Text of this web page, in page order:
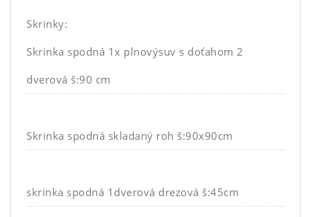
Skrinky:
Skrinka spodná 1x plnovýsuv s doťahom 2
dverová š:90 cm
Skrinka spodná skladaný roh š:90x90cm
skrinka spodná 1dverová drezová š:45cm